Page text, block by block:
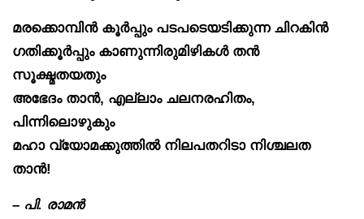
മരക്കൊമ്പിൻ കൂർപ്പും പടപടെയടിക്കുന്ന ചിറകിൻ
ഗതിക്കൂർപ്പും കാണുന്നിരുമിഴികൾ തൻ
സൂക്ഷ്മതയതും
അഭേദം താൻ, എല്ലാം ചലനരഹിതം,
പിന്നിലൊഴുകും
മഹാ വ്യോമക്കുത്തിൽ നിലപതറിടാ നിശ്ചലത
താൻ!
– പി. രാമൻ